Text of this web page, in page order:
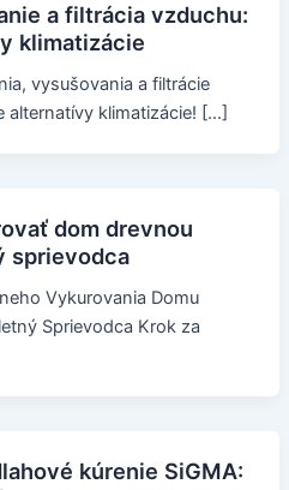
a filtrácia vzduchu:
klimatizácie
vysušovania a filtrácie
alternatívy klimatizácie! […]
dom drevnou
sprievodca
Vykurovania Domu
Sprievodca Krok za
kúrenie SiGMA: